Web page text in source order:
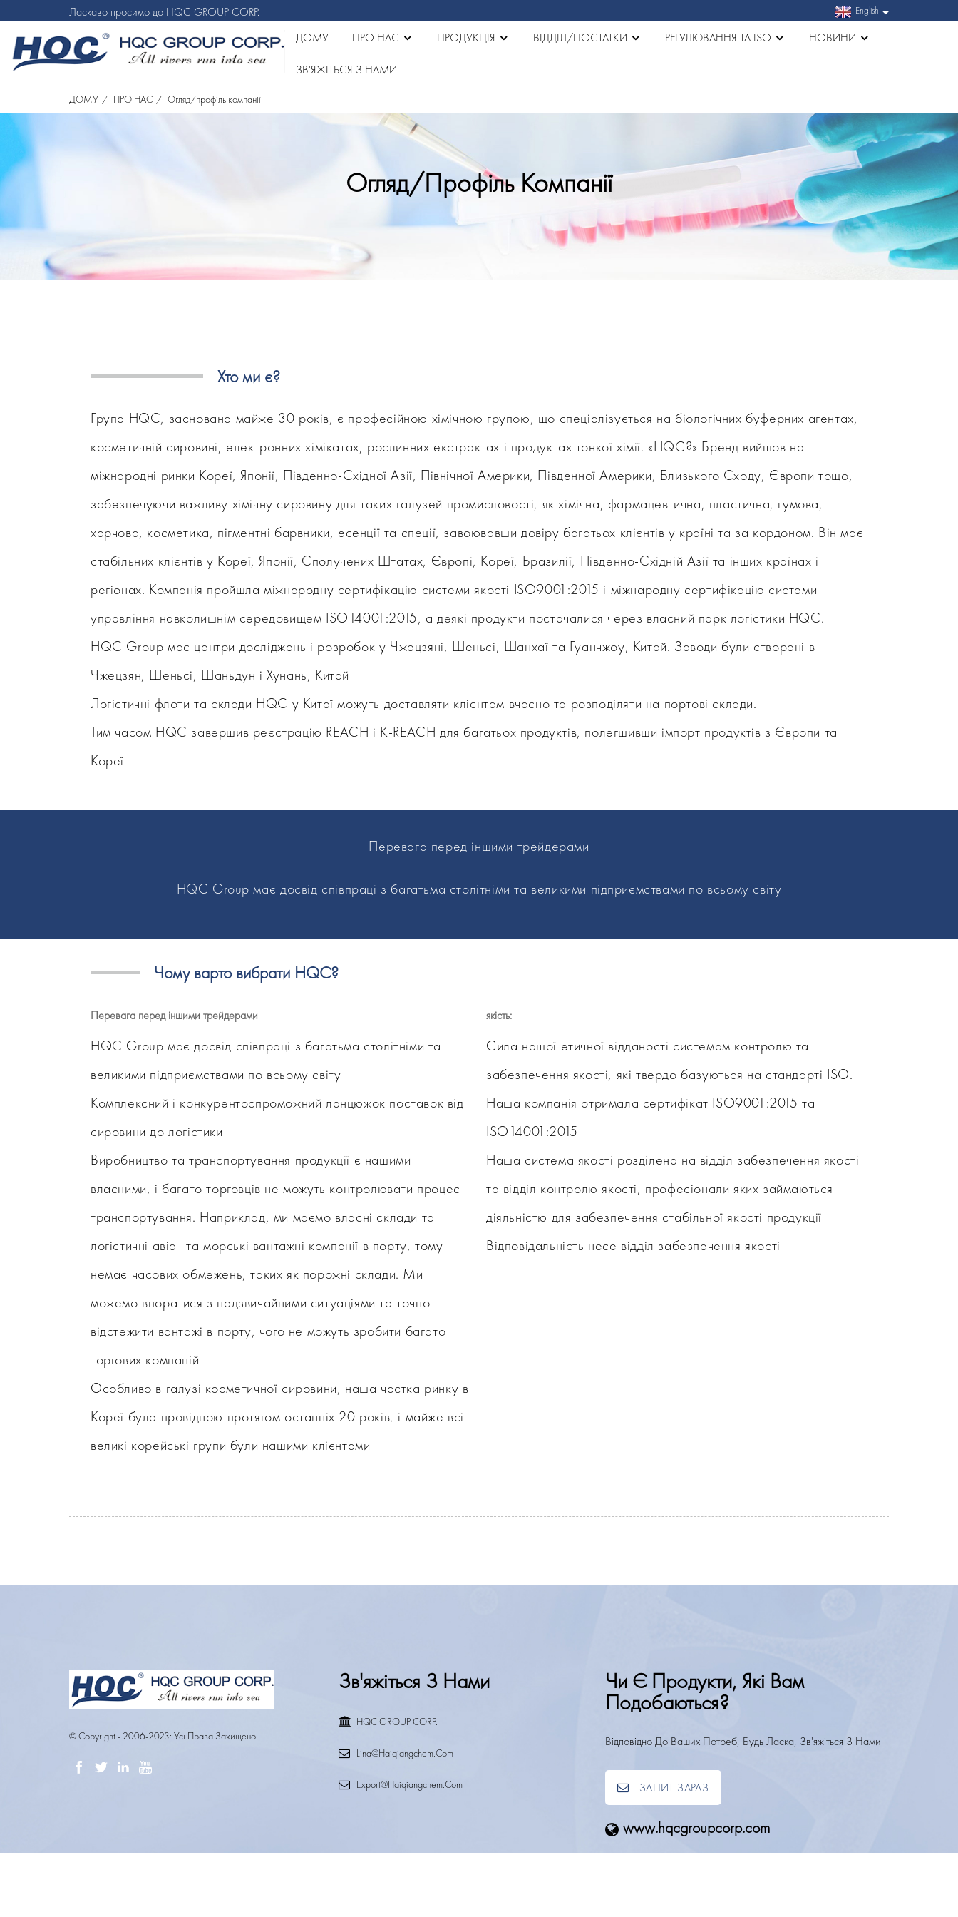
Ласкаво просимо до HQC GROUP CORP. English
ДОМУ ПРО НАС ПРОДУКЦІЯ ВІДДІЛ/ПОСТАТКИ РЕГУЛЮВАННЯ ТА ISO НОВИНИ
ЗВ'ЯЖІТЬСЯ З НАМИ
ДОМУ ПРО НАС Огляд/профіль компанії
Огляд/профіль Компанії
Хто ми є?
Група HQC, заснована майже 30 років, є професійною хімічною групою, що спеціалізується на біологічних буферних агентах,
косметичній сировині, електронних хімікатах, рослинних екстрактах і продуктах тонкої хімії. «HQC?» Бренд вийшов на
міжнародні ринки Кореї, Японії, Південно-Східної Азії, Північної Америки, Південної Америки, Близького Сходу, Європи тощо,
забезпечуючи важливу хімічну сировину для таких галузей промисловості, як хімічна, фармацевтична, пластична, гумова,
харчова, косметика, пігментні барвники, есенції та спеції, завоювавши довіру багатьох клієнтів у країні та за кордоном. Він має
стабільних клієнтів у Кореї, Японії, Сполучених Штатах, Європі, Кореї, Бразилії, Південно-Східній Азії та інших країнах і
регіонах. Компанія пройшла міжнародну сертифікацію системи якості ISO9001:2015 і міжнародну сертифікацію системи
управління навколишнім середовищем ISO14001:2015, а деякі продукти постачалися через власний парк логістики HQC.
HQC Group має центри досліджень і розробок у Чжецзяні, Шеньсі, Шанхаї та Гуанчжоу, Китай. Заводи були створені в
Чжецзян, Шеньсі, Шаньдун і Хунань, Китай
Логістичні флоти та склади HQC у Китаї можуть доставляти клієнтам вчасно та розподіляти на портові склади.
Тим часом HQC завершив реєстрацію REACH і K-REACH для багатьох продуктів, полегшивши імпорт продуктів з Європи та
Кореї
Перевага перед іншими трейдерами
HQC Group має досвід співпраці з багатьма столітніми та великими підприємствами по всьому світу
Чому варто вибрати HQC?
Перевага перед іншими трейдерами
HQC Group має досвід співпраці з багатьма столітніми та
великими підприємствами по всьому світу
Комплексний і конкурентоспроможний ланцюжок поставок від
сировини до логістики
Виробництво та транспортування продукції є нашими
власними, і багато торговців не можуть контролювати процес
транспортування. Наприклад, ми маємо власні склади та
логістичні авіа- та морські вантажні компанії в порту, тому
немає часових обмежень, таких як порожні склади. Ми
можемо впоратися з надзвичайними ситуаціями та точно
відстежити вантажі в порту, чого не можуть зробити багато
торгових компаній
Особливо в галузі косметичної сировини, наша частка ринку в
Кореї була провідною протягом останніх 20 років, і майже всі
великі корейські групи були нашими клієнтами
якість:
Сила нашої етичної відданості системам контролю та
забезпечення якості, які твердо базуються на стандарті ISO.
Наша компанія отримала сертифікат ISO9001:2015 та
ISO14001:2015
Наша система якості розділена на відділ забезпечення якості
та відділ контролю якості, професіонали яких займаються
діяльністю для забезпечення стабільної якості продукції
Відповідальність несе відділ забезпечення якості
© Copyright - 2006-2023: Усі Права Захищено.
Зв'яжіться З Нами
HQC GROUP CORP.
Lina@haiqiangchem.com
Export@haiqiangchem.com
Чи Є Продукти, Які Вам
Подобаються?
Відповідно До Ваших Потреб, Будь Ласка, Зв'яжіться З Нами
ЗАПИТ ЗАРАЗ
www.hqcgroupcorp.com